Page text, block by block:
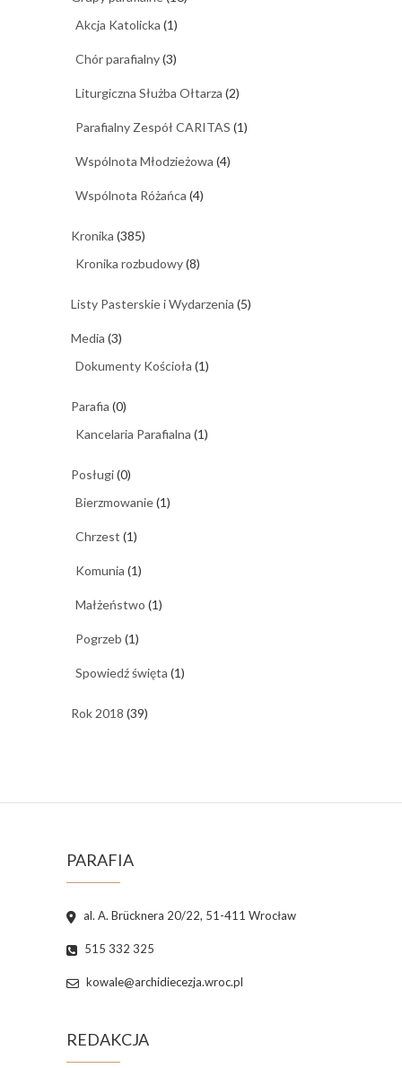
Akcja Katolicka (1)
Chór parafialny(3)
Liturgiczna Służba Ołtarza (2)
Parafialny Zespół CARITAS (1)
Wspólnota Młodzieżowa (4)
Wspólnota Różańca (4)
Kronika (385)
Kronika rozbudowy(8)
Listy Pasterskie i Wydarzenia (5)
Media (3)
Dokumenty Kościoła (1)
Parafia (0)
Kancelaria Parafialna (1)
Posługi(0)
Bierzmowanie(1)
Chrzest (1)
Komunia (1)
Małżeństwo (1)
Pogrzeb (1)
Spowiedź święta (1)
Rok 2018 (39)
PARAFIA
al. A. Brücknera 20/22, 51-411 Wrocław
515 332 325
kowale@archidiecezja.wroc.pl
REDAKCJA